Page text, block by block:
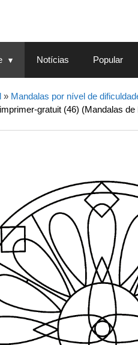
Notícias Popular
» Mandalas por nível de
gratuit (46) (Mandalas